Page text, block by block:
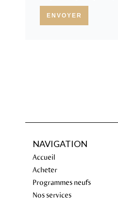
ENVOYER
NAVIGATION
Accueil
Acheter
Programmes neufs
Nos services